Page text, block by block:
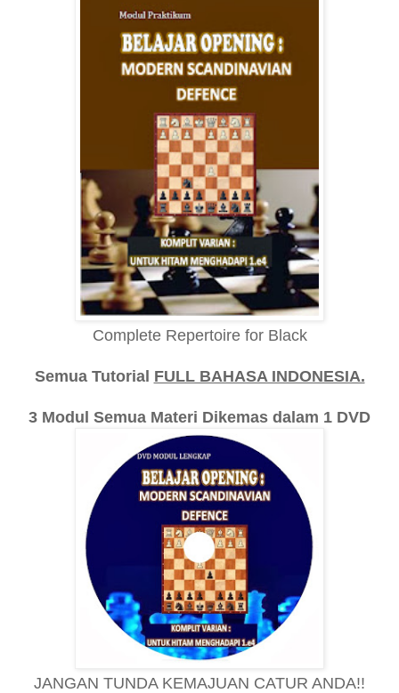
Complete Repertoire for Black
Semua Tutorial FULL BAHASA INDONESIA.
3 Modul Semua Materi Dikemas dalam 1 DVD
JANGAN TUNDA KEMAJUAN CATUR ANDA!!